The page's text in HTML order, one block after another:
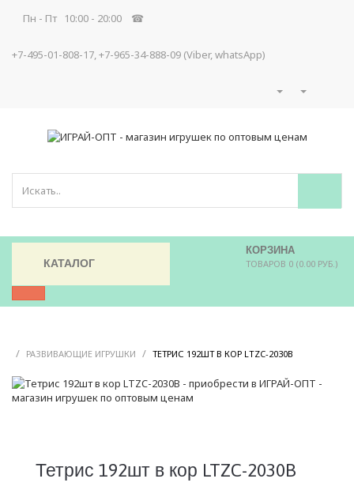
Пн - Пт 10:00 - 20:00 ☎
+7-495-01-808-17, +7-965-34-888-09 (Viber, whatsApp)
КОРЗИНА
ТОВАРОВ 0 (0.00 РУБ.)
КАТАЛОГ
/ РАЗВИВАЮЩИЕ ИГРУШКИ / ТЕТРИС 192ШТ В КОР LTZC-2030B
Тетрис 192шт в кор LTZC-2030B